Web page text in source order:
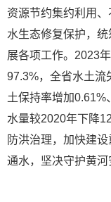
资源节约集约利用
水生态修复保护，
展各项工作。2023
97.3%，全省水土流
土保持率增加0.61%
水量较2020年下降
防洪治理，加快建
通水，坚决守护黄河